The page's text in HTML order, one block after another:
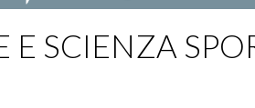
SCIENZA